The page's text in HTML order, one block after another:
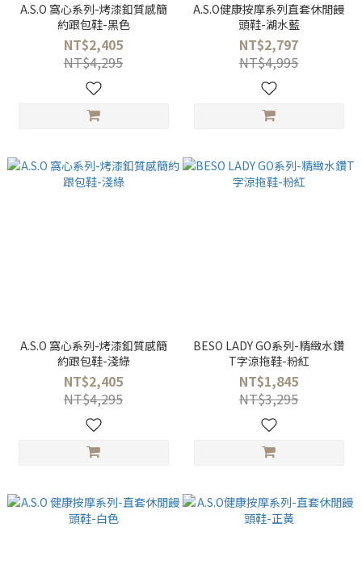
A.S.O 窩心系列-烤漆釦質感簡
約跟包鞋-黑色
NT$2,405
NT$4,295
A.S.O健康按摩系列直套休閒饅
頭鞋-湖水藍
NT$2,797
NT$4,995
A.S.O 窩心系列-烤漆釦質感簡
約跟包鞋-淺綠
NT$2,405
NT$4,295
BESO LADY GO系列-精緻水鑽
T字涼拖鞋-粉紅
NT$1,845
NT$3,295